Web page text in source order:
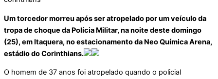
Um torcedor morreu após ser atropelado por um veículo da
tropa de choque da Polícia Militar, na noite deste domingo
(25), em Itaquera, no estacionamento da Neo Química Arena,
estádio do Corinthians.
O homem de 37 anos foi atropelado quando o policial